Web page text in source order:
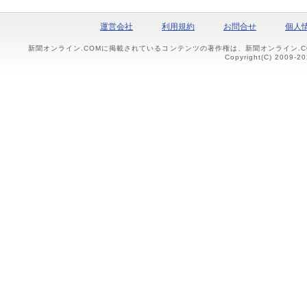
運営会社 利用規約 お問合せ 個人
新聞オンライン.COMに掲載されているコンテンツの著作権は、新聞オンライン
Copyright(C) 2009-